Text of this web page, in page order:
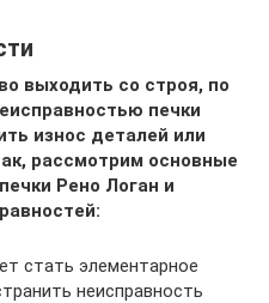
выходить со строя, по
печки
износ деталей или
рассмотрим основные
Рено Логан и
стать элементарное
неисправность